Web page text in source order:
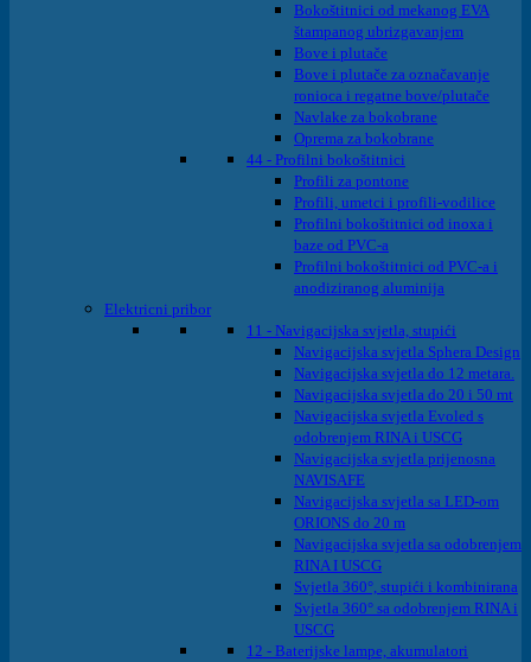
Bokoštitnici od mekanog EVA
štampanog ubrizgavanjem
Bove i plutače
Bove i plutače za označavanje
ronioca i regatne bove/plutače
Navlake za bokobrane
Oprema za bokobrane
44 - Profilni bokoštitnici
Profili za pontone
Profili, umetci i profili-vodilice
Profilni bokoštitnici od inoxa i
baze od PVC-a
Profilni bokoštitnici od PVC-a i
anodiziranog aluminija
Elektricni pribor
11 - Navigacijska svjetla, stupići
Navigacijska svjetla Sphera Design
Navigacijska svjetla do 12 metara.
Navigacijska svjetla do 20 i 50 mt
Navigacijska svjetla Evoled s
odobrenjem RINA i USCG
Navigacijska svjetla prijenosna
NAVISAFE
Navigacijska svjetla sa LED-om
ORIONS do 20 m
Navigacijska svjetla sa odobrenjem
RINA I USCG
Svjetla 360°, stupići i kombinirana
Svjetla 360° sa odobrenjem RINA i
USCG
12 - Baterijske lampe, akumulatori